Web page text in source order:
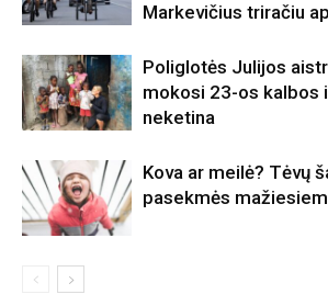
Markevičius triračiu
Poliglotės Julijos
mokosi 23-os kalbos
neketina
Kova ar meilė? Tėvų
pasekmės